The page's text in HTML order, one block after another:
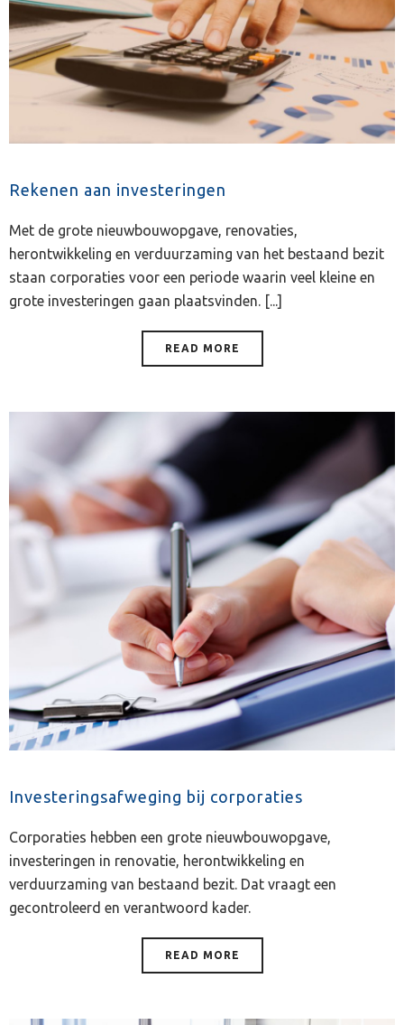
Rekenen aan investeringen
Met de grote nieuwbouwopgave, renovaties,
herontwikkeling en verduurzaming van het bestaand bezit
staan corporaties voor een periode waarin veel kleine en
grote investeringen gaan plaatsvinden. [...]
READ MORE
Investeringsafweging bij corporaties
Corporaties hebben een grote nieuwbouwopgave,
investeringen in renovatie, herontwikkeling en
verduurzaming van bestaand bezit. Dat vraagt een
gecontroleerd en verantwoord kader.
READ MORE